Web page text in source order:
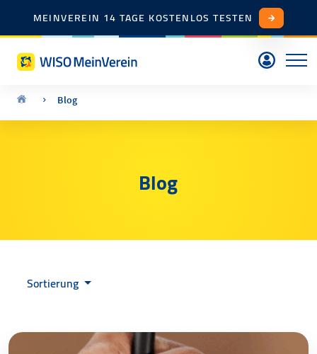
MEINVEREIN 14 TAGE KOSTENLOS TESTEN
Blog
Blog
Sortierung